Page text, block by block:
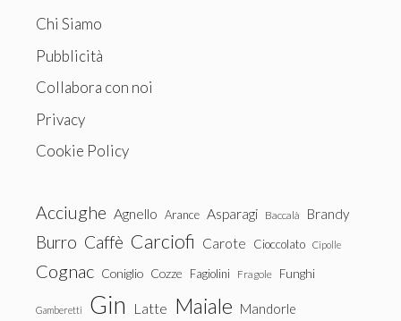
Chi Siamo
Pubblicità
Collabora con noi
Privacy
Cookie Policy
Acciughe Agnello Arance Asparagi Baccalà Brandy
Burro Caffè Carciofi Carote Cioccolato Cipolle
Cognac Coniglio Cozze Fagiolini Fragole Funghi
Gamberetti Gin Latte Maiale Mandorle